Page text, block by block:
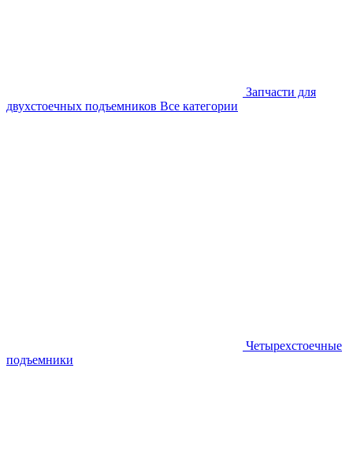
Запчасти для
двухстоечных подъемников Все категории
Четырехстоечные
подъемники